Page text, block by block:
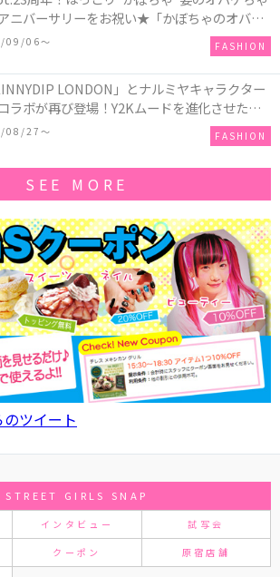
ニバーサリーをお祝い★「かぼちゃのオバケ
クセサリー」が新発売！Q-pot CAFE.では
ぼちゃのオバケーキプレート」も登場
09/06〜 FASHION
LONDON」とナルミヤキャラクター
ラボが再び登場！Y2Kムードを進化させた新
クションを発売♪
08/27〜 FASHION
SEE MORE
ツイート
STREET GIRLS SNAP
インタビュー 試写会
クーポン 原宿店舗